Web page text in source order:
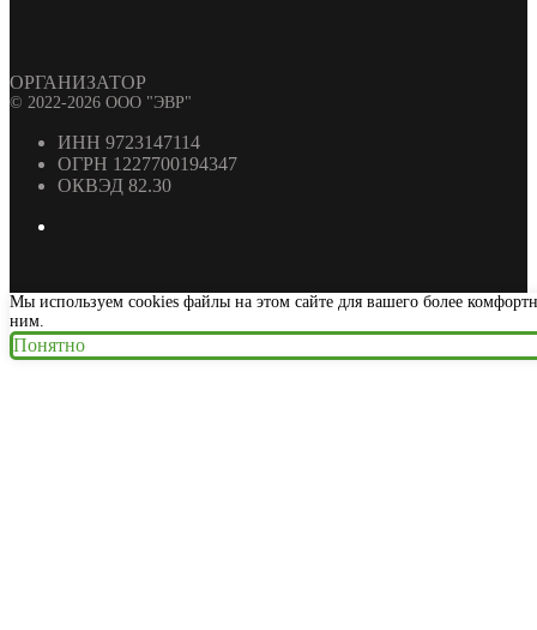
ОРГАНИЗАТОР
© 2022-2026 ООО "ЭВР"
ИНН 9723147114
ОГРН 1227700194347
ОКВЭД 82.30
Мы используем cookies файлы на этом сайте для вашего более
ним.
Понятно